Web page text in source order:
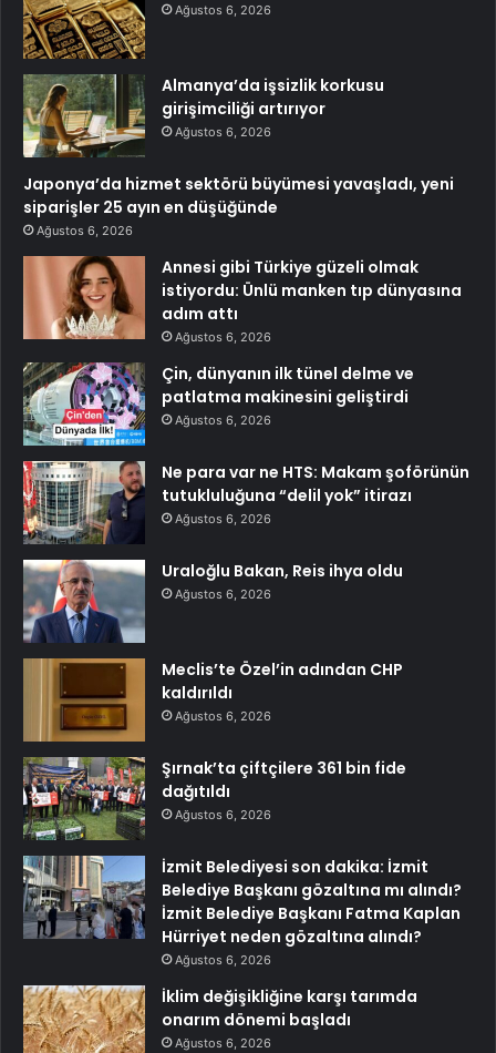
Ağustos 6, 2026
Almanya’da işsizlik korkusu
girişimciliği artırıyor
Ağustos 6, 2026
Japonya’da hizmet sektörü büyümesi yavaşladı, yeni
siparişler 25 ayın en düşüğünde
Ağustos 6, 2026
Annesi gibi Türkiye güzeli olmak
istiyordu: Ünlü manken tıp dünyasına
adım attı
Ağustos 6, 2026
Çin, dünyanın ilk tünel delme ve
patlatma makinesini geliştirdi
Ağustos 6, 2026
Ne para var ne HTS: Makam şoförünün
tutukluluğuna “delil yok” itirazı
Ağustos 6, 2026
Uraloğlu Bakan, Reis ihya oldu
Ağustos 6, 2026
Meclis’te Özel’in adından CHP
kaldırıldı
Ağustos 6, 2026
Şırnak’ta çiftçilere 361 bin fide
dağıtıldı
Ağustos 6, 2026
İzmit Belediyesi son dakika: İzmit
Belediye Başkanı gözaltına mı alındı?
İzmit Belediye Başkanı Fatma Kaplan
Hürriyet neden gözaltına alındı?
Ağustos 6, 2026
İklim değişikliğine karşı tarımda
onarım dönemi başladı
Ağustos 6, 2026